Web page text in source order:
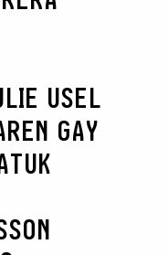
USEL
GAY